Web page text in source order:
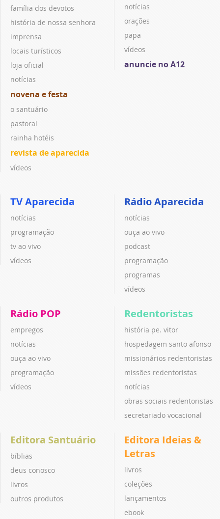
família dos devotos
história de nossa senhora
imprensa
locais turísticos
loja oficial
notícias
novena e festa
o santuário
pastoral
rainha hotéis
revista de aparecida
vídeos
notícias
orações
papa
vídeos
anuncie no A12
TV Aparecida
notícias
programação
tv ao vivo
vídeos
Rádio Aparecida
notícias
ouça ao vivo
podcast
programação
programas
vídeos
Rádio POP
empregos
notícias
ouça ao vivo
programação
vídeos
Redentoristas
história pe. vitor
hospedagem santo afonso
missionários redentoristas
missões redentoristas
notícias
obras sociais redentoristas
secretariado vocacional
Editora Santuário
bíblias
deus conosco
livros
outros produtos
Editora Ideias &
Letras
livros
coleções
lançamentos
ebook